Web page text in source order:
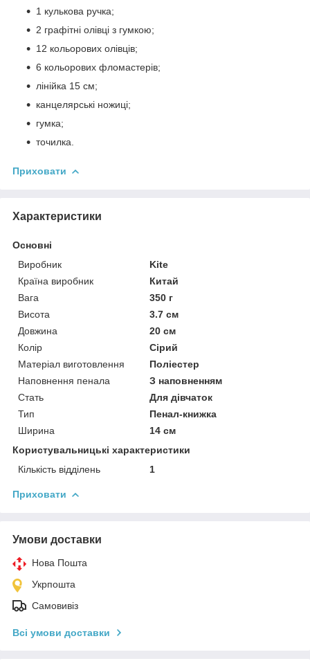
1 кулькова ручка;
2 графітні олівці з гумкою;
12 кольорових олівців;
6 кольорових фломастерів;
лінійка 15 см;
канцелярські ножиці;
гумка;
точилка.
Приховати
Характеристики
Основні
Виробник
Kite
Країна виробник
Китай
Вага
350 г
Висота
3.7 см
Довжина
20 см
Колір
Сірий
Матеріал виготовлення
Поліестер
Наповнення пенала
З наповненням
Стать
Для дівчаток
Тип
Пенал-книжка
Ширина
14 см
Користувальницькі характеристики
Кількість відділень
1
Приховати
Умови доставки
Нова Пошта
Укрпошта
Самовивіз
Всі умови доставки